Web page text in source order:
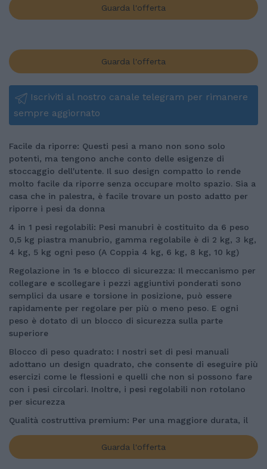
Guarda l'offerta
Guarda l'offerta
Iscriviti al nostro canale telegram per rimanere
sempre aggiornato
Facile da riporre: Questi pesi a mano non sono solo
potenti, ma tengono anche conto delle esigenze di
stoccaggio dell'utente. Il suo design compatto lo rende
molto facile da riporre senza occupare molto spazio. Sia a
casa che in palestra, è facile trovare un posto adatto per
riporre i pesi da donna
4 in 1 pesi regolabili: Pesi manubri è costituito da 6 peso
0,5 kg piastra manubrio, gamma regolabile è di 2 kg, 3 kg,
4 kg, 5 kg ogni peso (A Coppia 4 kg, 6 kg, 8 kg, 10 kg)
Regolazione in 1s e blocco di sicurezza: Il meccanismo per
collegare e scollegare i pezzi aggiuntivi ponderati sono
semplici da usare e torsione in posizione, può essere
rapidamente per regolare per più o meno peso. E ogni
peso è dotato di un blocco di sicurezza sulla parte
superiore
Blocco di peso quadrato: I nostri set di pesi manuali
adottano un design quadrato, che consente di eseguire più
esercizi come le flessioni e quelli che non si possono fare
con i pesi circolari. Inoltre, i pesi regolabili non rotolano
per sicurezza
Qualità costruttiva premium: Per una maggiore durata, il
materiale ABS. Per una maggiore sicurezza e comodità,
l'impugnatura è dotata di strisce antiscivolo che
Guarda l'offerta